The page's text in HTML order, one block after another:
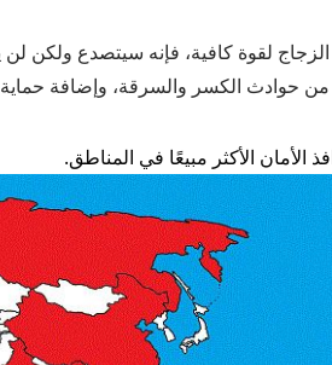
الزجاج لقوة كافية، فإنه سيتصدع ولكن
من حوادث الكسر والسرقة، وإضافة
الأمان الأكثر مبيعًا في المناطق.
نافذة للسلامة والأمان